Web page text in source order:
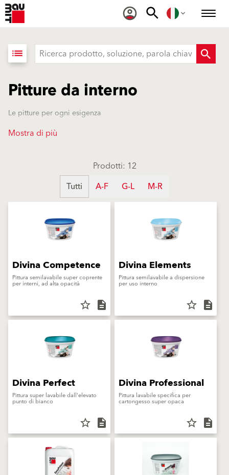
list
Pitture da interno
Le pitture per ogni esigenza
Mostra di più
Prodotti: 12
Tutti
A-F G-L M-R
Divina Competence
Pittura semilavabile super coprente
per interni, ad alta opacità
star_border description
Divina Elements
Pittura semilavabile a dispersione
per uso interno
star_border description
Divina Perfect
Pittura super lavabile dall'elevato
punto di bianco
star_border description
Divina Professional
Pittura lavabile specifica per
cartongesso super opaca
star_border description